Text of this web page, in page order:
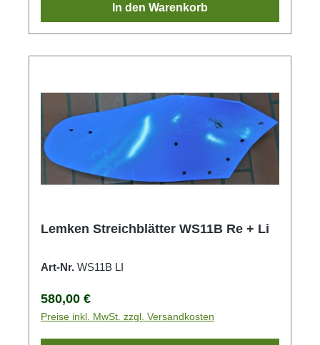
In den Warenkorb
Lemken Streichblätter WS11B Re + Li
Art-Nr. WS11B LI
Regulärer Preis:
580,00 €
Preise inkl. MwSt. zzgl. Versandkosten